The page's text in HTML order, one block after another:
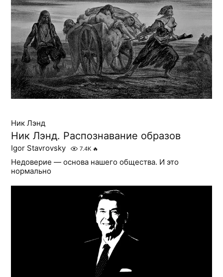
Ник Лэнд
Ник Лэнд. Распознавание образов
Igor Stavrovsky 7.4K 🔥
Недоверие — основа нашего общества. И это
нормально